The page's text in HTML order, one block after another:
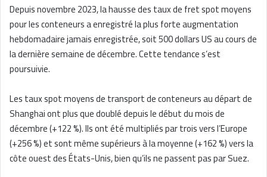
Depuis novembre 2023, la hausse des taux de fret spot moyens
pour les conteneurs a enregistré la plus forte augmentation
hebdomadaire jamais enregistrée, soit 500 dollars US au cours de
la dernière semaine de décembre. Cette tendance s’est
poursuivie.
Les taux spot moyens de transport de conteneurs au départ de
Shanghai ont plus que doublé depuis le début du mois de
décembre (+122 %). Ils ont été multipliés par trois vers l’Europe
(+256 %) et sont même supérieurs à la moyenne (+162 %) vers la
côte ouest des États-Unis, bien qu’ils ne passent pas par Suez.